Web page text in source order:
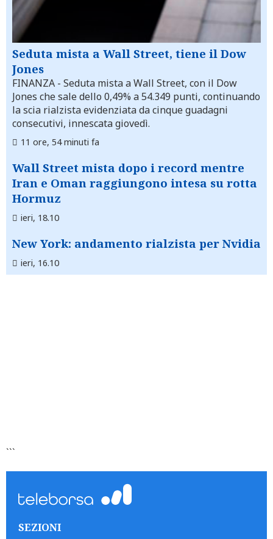
Seduta mista a Wall Street, tiene il Dow
Jones
FINANZA - Seduta mista a Wall Street, con il Dow
Jones che sale dello 0,49% a 54.349 punti, continuando
la scia rialzista evidenziata da cinque guadagni
consecutivi, innescata giovedì.
11 ore, 54 minuti fa
Wall Street mista dopo i record mentre
Iran e Oman raggiungono intesa su rotta
Hormuz
ieri, 18.10
New York: andamento rialzista per Nvidia
ieri, 16.10
```
SEZIONI